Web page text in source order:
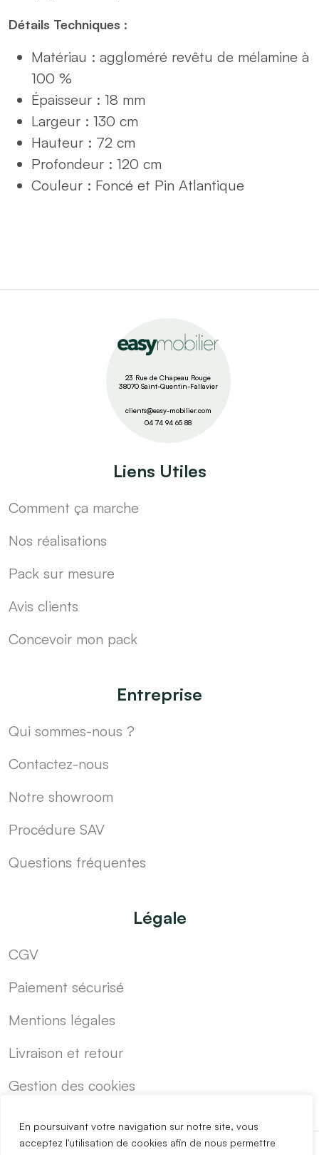
En poursuivant votre navigation sur notre site, vous
acceptez l'utilisation de cookies afin de nous permettre
Détails Techniques :
Matériau : aggloméré revêtu de mélamine à
100 %
Épaisseur : 18 mm
Largeur : 130 cm
Hauteur : 72 cm
Profondeur : 120 cm
Couleur : Foncé et Pin Atlantique
23 Rue de Chapeau Rouge
38070 Saint-Quentin-Fallavier
clients@easy-mobilier.com
04 74 94 65 88
Liens Utiles
Comment ça marche
Nos réalisations
Pack sur mesure
Avis clients
Concevoir mon pack
Entreprise
Qui sommes-nous ?
Contactez-nous
Notre showroom
Procédure SAV
Questions fréquentes
Légale
CGV
Paiement sécurisé
Mentions légales
Livraison et retour
Gestion des cookies